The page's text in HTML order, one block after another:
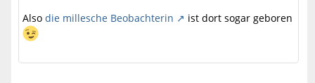
Also die millesche Beobachterin ist dort sogar geboren